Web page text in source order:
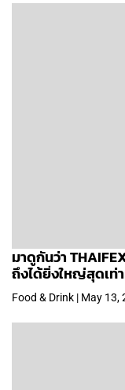
มาดูกันว่า
ถึงได้ยิ่งใหญ่สุดเท่
Food & Drink | May 13,